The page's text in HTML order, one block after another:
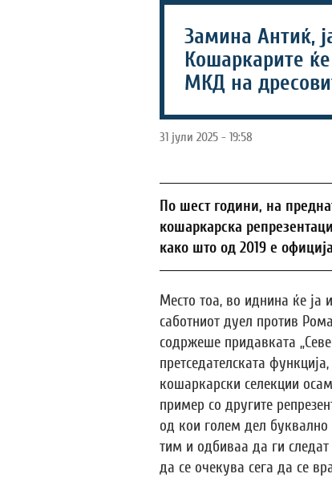
Замина Антиќ,
Кошаркарите
МКД на
31 јули 2025 - 19:58
По шест години, на
кошаркарска
како што од 2019 е
Место тоа, во иднина ќе ја
саботниот дуел против
содржеше придавката
претседателската
кошаркарски селекции
пример со другите
од кои голем дел
тим и одбиваа да ги следат
да се очекува сега да се